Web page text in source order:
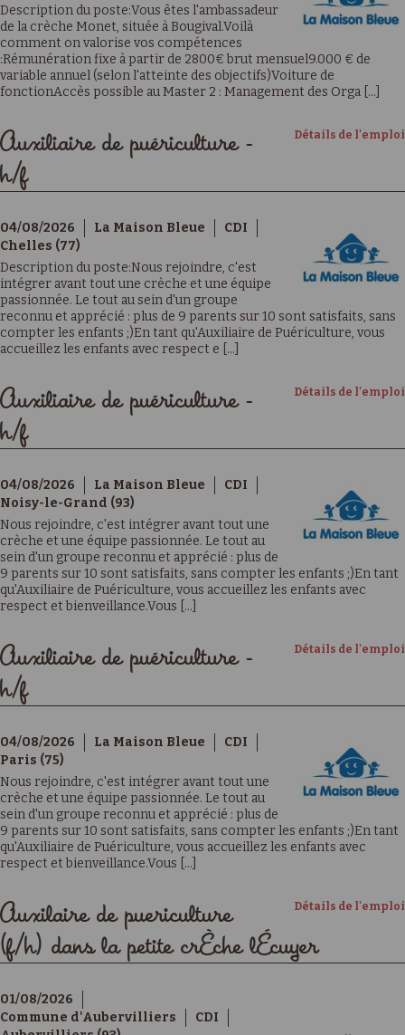
Description du poste:Vous êtes l'ambassadeur
de la crèche Monet, située à Bougival.Voilà
comment on valorise vos compétences
:Rémunération fixe à partir de 2800€ brut mensuel9.000 € de
variable annuel (selon l'atteinte des objectifs)Voiture de
fonctionAccès possible au Master 2 : Management des Orga [...]
Détails de l'emploi
Auxiliaire de puériculture -
h/f
04/08/2026 La Maison Bleue
CDI
Chelles (77)
Description du poste:Nous rejoindre, c'est
intégrer avant tout une crèche et une équipe
passionnée. Le tout au sein d'un groupe
reconnu et apprécié : plus de 9 parents sur 10 sont satisfaits, sans
compter les enfants ;)En tant qu'Auxiliaire de Puériculture, vous
accueillez les enfants avec respect e [...]
Détails de l'emploi
Auxiliaire de puériculture -
h/f
04/08/2026 La Maison Bleue
CDI
Noisy-le-Grand (93)
Nous rejoindre, c'est intégrer avant tout une
crèche et une équipe passionnée. Le tout au
sein d'un groupe reconnu et apprécié : plus de
9 parents sur 10 sont satisfaits, sans compter les enfants ;)En tant
qu'Auxiliaire de Puériculture, vous accueillez les enfants avec
respect et bienveillance.Vous [...]
Détails de l'emploi
Auxiliaire de puériculture -
h/f
04/08/2026 La Maison Bleue
CDI
Paris (75)
Nous rejoindre, c'est intégrer avant tout une
crèche et une équipe passionnée. Le tout au
sein d'un groupe reconnu et apprécié : plus de
9 parents sur 10 sont satisfaits, sans compter les enfants ;)En tant
qu'Auxiliaire de Puériculture, vous accueillez les enfants avec
respect et bienveillance.Vous [...]
Détails de l'emploi
Auxilaire de puericulture
(f/h) dans la petite crÈche lÉcuyer
01/08/2026
Commune d'Aubervilliers
CDI